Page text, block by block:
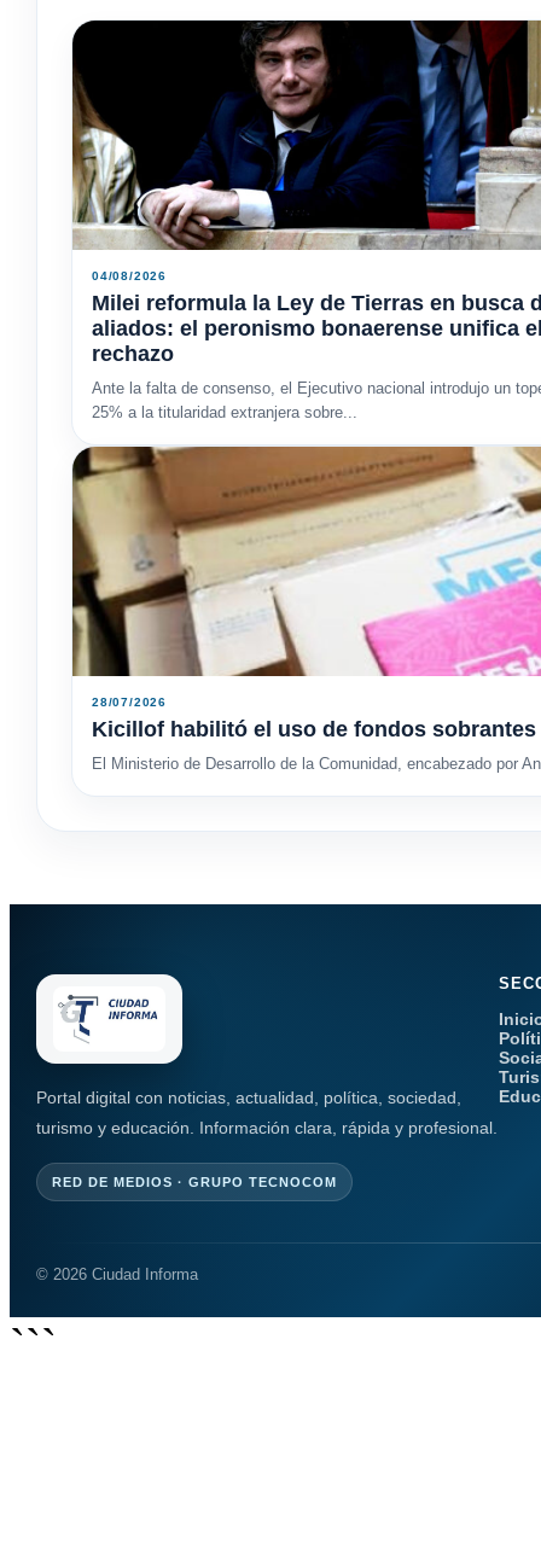
04/08/2026
Milei reformula la Ley de Tierras en busca
aliados: el peronismo bonaerense unifica
rechazo
Ante la falta de consenso, el Ejecutivo nacional introdujo un
25% a la titularidad extranjera sobre...
28/07/2026
Kicillof habilitó el uso de fondos
El Ministerio de Desarrollo de la Comunidad, encabezado por
Portal digital con noticias, actualidad, política, sociedad,
turismo y educación. Información clara, rápida y profesional.
RED DE MEDIOS · GRUPO TECNOCOM
© 2026 Ciudad Informa
```